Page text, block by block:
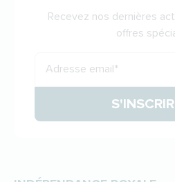
Recevez nos dernières
offres
Adresse email*